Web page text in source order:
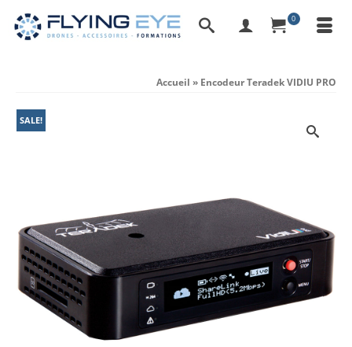
0
Accueil » Encodeur Teradek VIDIU PRO
SALE!